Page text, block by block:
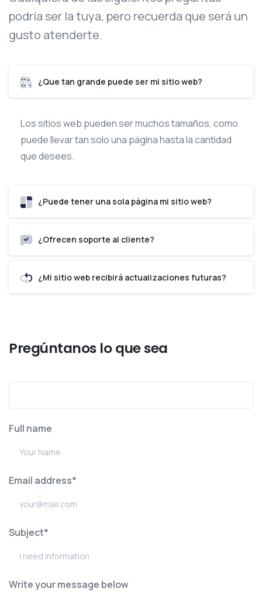
podría ser la tuya, pero recuerda que será un
gusto atenderte.
¿Que tan grande puede ser mi sitio web?
Los sitios web pueden ser muchos tamaños, como
puede llevar tan solo una página hasta la cantidad
que desees.
¿Puede tener una sola página mi sitio web?
¿Ofrecen soporte al cliente?
¿Mi sitio web recibirá actualizaciones futuras?
Pregúntanos lo que sea
Full name
Email address*
Subject*
Write your message below